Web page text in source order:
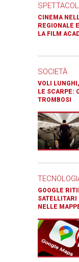
CINEMA
REGIONALE
LA FILM
SOCIETÀ
VOLI
LE SCARPE:
TROMBOSI
GOOGLE
NELLE